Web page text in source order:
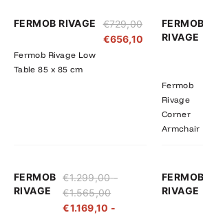
FERMOB RIVAGE
Fermob Rivage Low
Table 85 x 85 cm
€729,00
€656,10
FERMOB
RIVAGE
Fermob
Rivage
Corner
Armchair
FERMOB
RIVAGE
€1.299,00 -
€1.565,00
€1.299,00
tot
€1.565,00
€1.169,10 -
€1.169,10
€1.408,50
FERMOB
RIVAGE